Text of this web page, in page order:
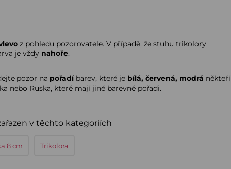
z pohledu pozorovatele. V případě, že stuhu trikolory
je vždy nahoře.
pozor na pořadíbarev, které je bílá, červená, modrá někteří
nebo Ruska, které mají jiné barevné pořadi.
v těchto kategoriích
8 cm Trikolora